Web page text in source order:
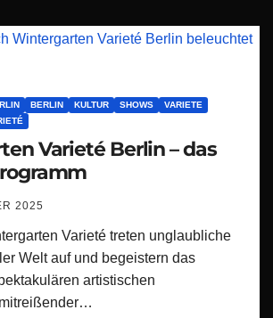
BERLIN KULTUR SHOWS
VARIETE
Varieté Berlin – das
2025
Varieté treten unglaubliche
Welt auf und begeistern das
artistischen